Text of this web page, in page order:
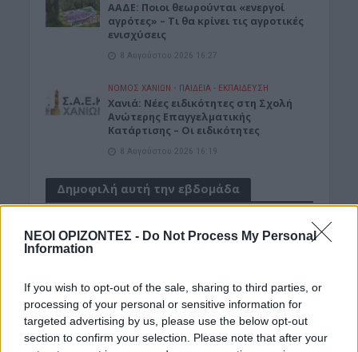
ΝΕΟΙ ΟΡΙΖΟΝΤΕΣ - Do Not Process My Personal
Information
If you wish to opt-out of the sale, sharing to third parties, or
processing of your personal or sensitive information for
targeted advertising by us, please use the below opt-out
section to confirm your selection. Please note that after your
ΑΑΔΕ: Ποιοι θεωρούνται «ενεργοί
αγρότες» – Τι θα κρίνει τις αγροτικές
ενισχύσεις
8 Αυγούστου 2026 16:27
ΝΟΜΌΣ ΧΑΝΊΩΝ • ΠΑΙΔΕΙΑ - ΕΚΠΑΙΔΕΥΣΗ
Χανιά: Νέες ειδικότητες στη Σχολή
Ανώτερης Επαγγελματικής
Κατάρτισης – Οι ειδικότητες
8 Αυγούστου 2026 16:19
Δημοφιλή αυτή την εβδομάδα